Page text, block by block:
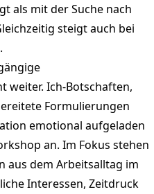
als mit der Suche nach
steigt auch bei
weiter. Ich-Botschaften,
Formulierungen
emotional aufgeladen
an. Im Fokus stehen
aus dem Arbeitsalltag im
Interessen, Zeitdruck